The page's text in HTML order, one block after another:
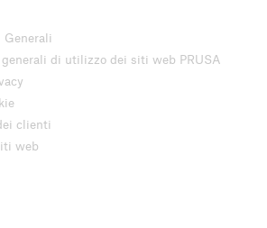
Generali
di utilizzo dei siti web PRUSA
clienti
web